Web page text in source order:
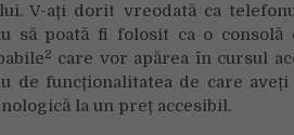
V-ați dorit vreodată ca
să poată fi folosit ca o
2 care vor apărea în cursul
de funcționalitatea de care
la un preț accesibil.